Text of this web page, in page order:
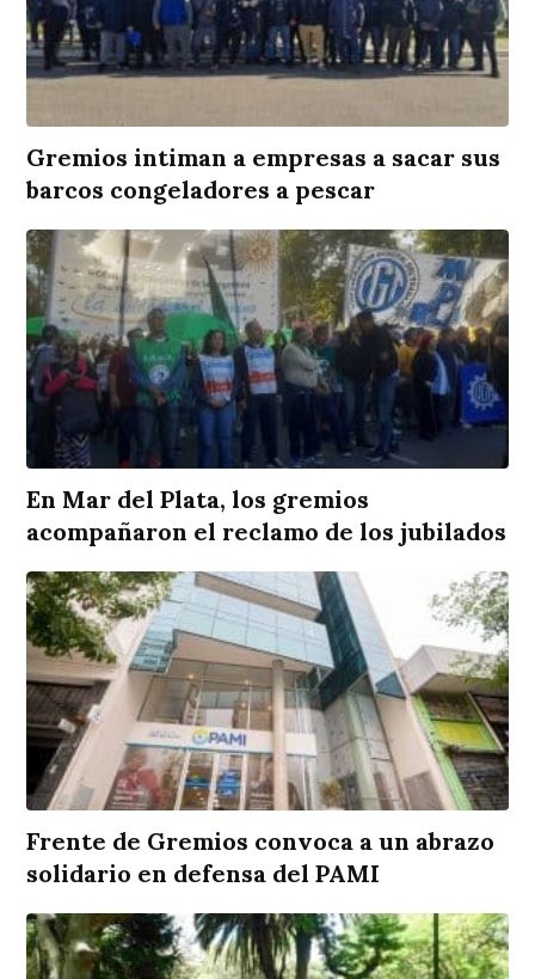
Gremios intiman a empresas a sacar sus
barcos congeladores a pescar
En Mar del Plata, los gremios
acompañaron el reclamo de los jubilados
Frente de Gremios convoca a un abrazo
solidario en defensa del PAMI